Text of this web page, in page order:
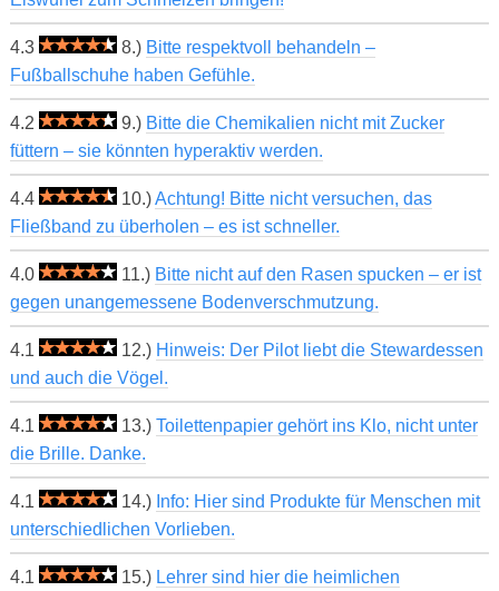
4.3 8.) Bitte respektvoll behandeln –
Fußballschuhe haben Gefühle.
4.2 9.) Bitte die Chemikalien nicht mit Zucker
füttern – sie könnten hyperaktiv werden.
4.4 10.)Achtung! Bitte nicht versuchen, das
Fließband zu überholen – es ist schneller.
4.0 11.) Bitte nicht auf den Rasen spucken – er ist
gegen unangemessene Bodenverschmutzung.
4.1 12.) Hinweis: Der Pilot liebt die Stewardessen
und auch die Vögel.
4.1 13.) Toilettenpapier gehört ins Klo, nicht unter
die Brille. Danke.
4.1 14.) Info: Hier sind Produkte für Menschen mit
unterschiedlichen Vorlieben.
4.1 15.) Lehrer sind hier die heimlichen